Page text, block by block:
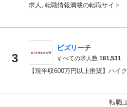
求人､転職情報満載の転職サイト
3
ビズリーチ
すべての求人数 181,531
【現年収600万円以上推奨】ハイ
転職